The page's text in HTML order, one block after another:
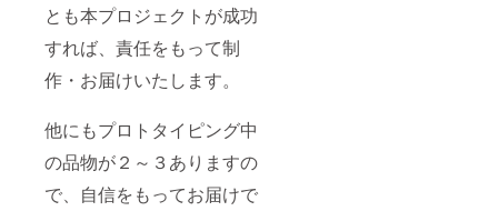
とも本プロジェクトが成功
すれば、責任をもって制
作・お届けいたします。
他にもプロトタイピング中
の品物が２～３ありますの
で、自信をもってお届けで